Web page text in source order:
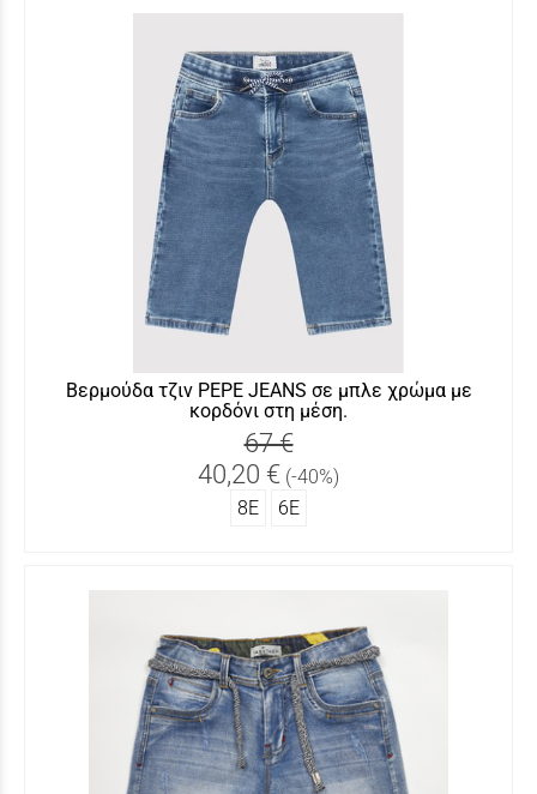
Βερμούδα τζιν PEPE JEANS σε μπλε χρώμα με
κορδόνι στη μέση.
67 €
40,20 € (-40%)
8Ε
6Ε